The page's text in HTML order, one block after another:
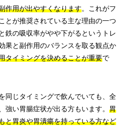
作用が出やすくなります。これがフ
とが推奨されている主な理由の一つ
鉄の吸収率がやや下がるというトレ
果と副作用のバランスを取る観点か
タイミングを決めることが重要で
同じタイミングで飲んでいても、全
強い胃腸症状が出る方もいます。 胃
と胃炎や胃潰瘍を持っている方など